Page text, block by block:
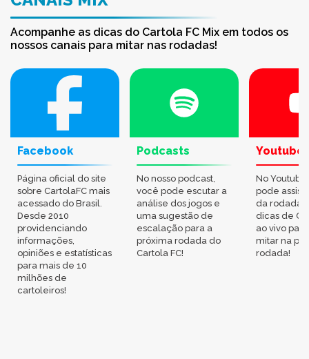
Acompanhe as dicas do Cartola FC Mix em todos os
nossos canais para mitar nas rodadas!
Facebook
Página oficial do site
sobre CartolaFC mais
acessado do Brasil.
Desde 2010
providenciando
informações,
opiniões e estatísticas
para mais de 10
milhões de
cartoleiros!
Podcasts
No nosso podcast,
você pode escutar a
análise dos jogos e
uma sugestão de
escalação para a
próxima rodada do
Cartola FC!
Youtube
No
pode
da rodada,
dicas de
ao vivo
mitar na
rodada!